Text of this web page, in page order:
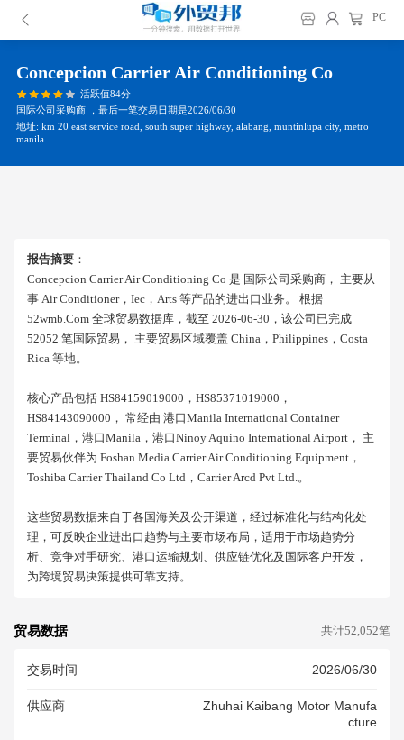
PC
Concepcion Carrier Air Conditioning Co
活跃值84分
国际公司采购商 ，最后一笔交易日期是2026/06/30
地址: km 20 east service road, south super highway, alabang, muntinlupa city, metro
manila
报告摘要 ：
Concepcion Carrier Air Conditioning Co 是 国际公司采购商， 主要从
事 Air Conditioner，iec，arts 等产品的进出口业务。 根据
52wmb.com 全球贸易数据库，截至 2026-06-30，该公司已完成
52052 笔国际贸易， 主要贸易区域覆盖 China，philippines，costa
Rica 等地。
核心产品包括 HS84159019000，HS85371019000，
HS84143090000， 常经由 港口manila International Container
Terminal，港口manila，港口ninoy Aquino International Airport， 主
要贸易伙伴为 Foshan Media Carrier Air Conditioning Equipment，
Toshiba Carrier Thailand Co Ltd，carrier Arcd Pvt Ltd.。
这些贸易数据来自于各国海关及公开渠道，经过标准化与结构化处
理，可反映企业进出口趋势与主要市场布局，适用于市场趋势分
析、竞争对手研究、港口运输规划、供应链优化及国际客户开发，
为跨境贸易决策提供可靠支持。
贸易数据 共计52,052笔
交易时间 2026/06/30
供应商
Zhuhai Kaibang Motor Manufa
Cture